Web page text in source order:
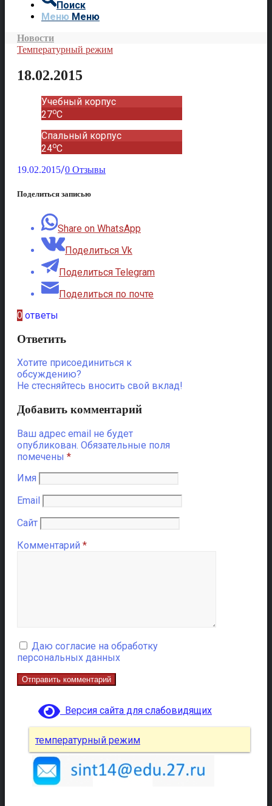
Поиск
Меню Меню
Новости
Температурный режим
18.02.2015
Учебный корпус
27oC
Спальный корпус
24oC
19.02.2015/0 Отзывы
Поделиться записью
Share on WhatsApp
Поделиться Vk
Поделиться Telegram
Поделиться по почте
0 ответы
Ответить
Хотите присоединиться к
обсуждению?
Не стесняйтесь вносить свой вклад!
Добавить комментарий
Ваш адрес email не будет
опубликован. Обязательные поля
помечены *
Имя
Email
Сайт
Комментарий *
Даю согласие на обработку
персональных данных
Версия сайта для слабовидящих
температурный режим